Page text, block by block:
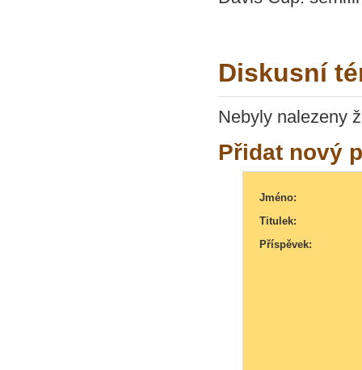
Diskusní
Nebyly nalezeny
Přidat nový
Jméno:
Titulek:
Příspěvek: